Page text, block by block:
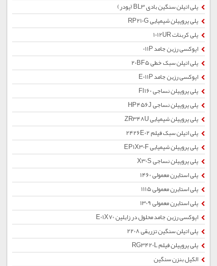
پلی اتیلن سنگین بادی BL3 (پودر)
پلی پروپیلن شیمیایی RP210G
پلی کربنات 1012UR
اپوکسی رزین جامد 011P
پلی اتیلن سبک خطی 20BF5
اپوکسی رزین جامد E011P
پلی پروپیلن نساجی FI160
پلی پروپیلن نساجی HP456J
پلی پروپیلن شیمیایی ZR348U
پلی اتیلن سبک فیلم 2426E02
پلی پروپیلن شیمیایی EP1X30F
پلی پروپیلن نساجی X30S
پلی استایرن معمولی 1460
پلی استایرن معمولی 1115
پلی استایرن معمولی 1309
اپوکسی رزین جامد محلول در زایلین E01X70
پلی اتیلن سنگین تزریقی 2208
پلی پروپیلن فیلم RG3420L
الکیل بنزن سنگین